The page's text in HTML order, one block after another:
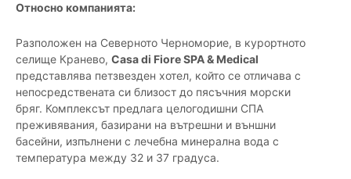
Относно компанията:
Разположен на Северното Черноморие, в курортното
селище Кранево, Casa di Fiore SPA & Medical
представлява петзвезден хотел, който се отличава с
непосредствената си близост до пясъчния морски
бряг. Комплексът предлага целогодишни СПА
преживявания, базирани на вътрешни и външни
басейни, изпълнени с лечебна минерална вода с
температура между 32 и 37 градуса.